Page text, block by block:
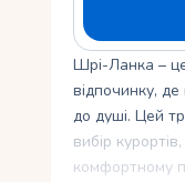
Шрі-Ланка –
відпочинку, де
до душі. Цей
вибір
комфортному